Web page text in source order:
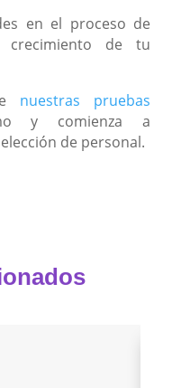
en el proceso de
crecimiento de tu
nuestras pruebas
y comienza a
de personal.